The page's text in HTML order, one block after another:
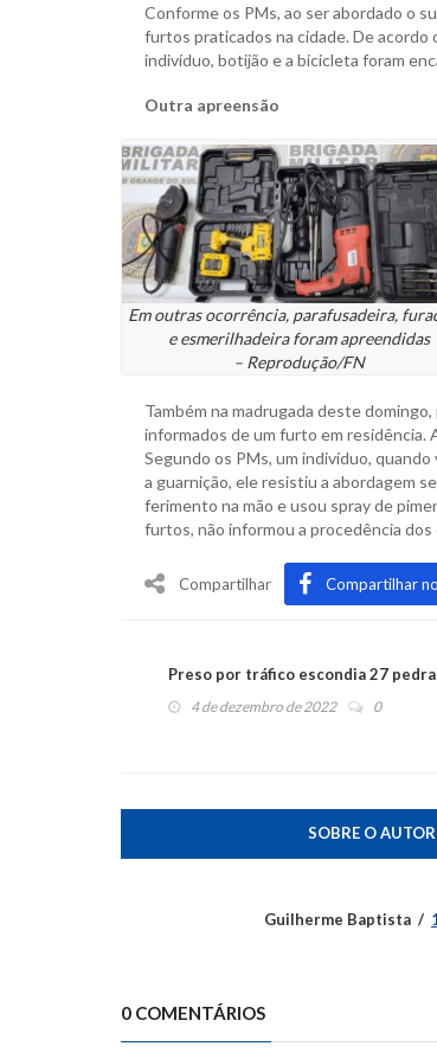
Conforme os PMs, ao ser abordado o
furtos praticados na cidade. De acordo
indivíduo, botijão e a bicicleta foram
Outra apreensão
Em outras ocorrência, parafusadeira,
e esmerilhadeira foram apreendidas
– Reprodução/FN
Também na madrugada deste
informados de um furto em residência.
Segundo os PMs, um indivíduo,
a guarnição, ele resistiu a abordagem
ferimento na mão e usou spray de
furtos, não informou a procedência
Compartilhar Compartilhar
Preso por tráfico escondia 27
4 de dezembro de 2022 0
SOBRE O AUTOR
Guilherme Baptista
0 COMENTÁRIOS